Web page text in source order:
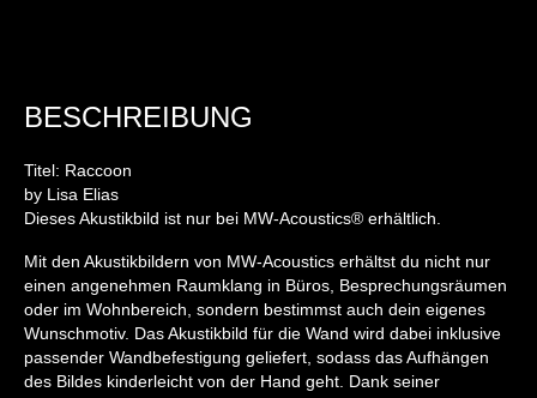
BESCHREIBUNG
Titel: Raccoon
by Lisa Elias
Dieses Akustikbild ist nur bei MW-Acoustics® erhältlich.
Mit den Akustikbildern von MW-Acoustics erhältst du nicht nur
einen angenehmen Raumklang in Büros, Besprechungsräumen
oder im Wohnbereich, sondern bestimmst auch dein eigenes
Wunschmotiv. Das Akustikbild für die Wand wird dabei inklusive
passender Wandbefestigung geliefert, sodass das Aufhängen
des Bildes kinderleicht von der Hand geht. Dank seiner